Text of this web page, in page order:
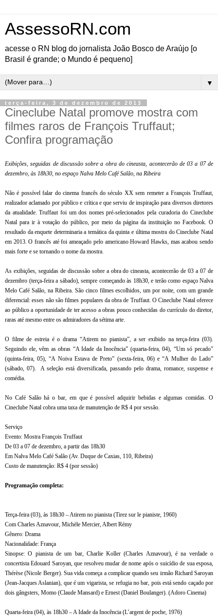
AssessoRN.com
acesse o RN blog do jornalista João Bosco de Araújo [o
Brasil é grande; o Mundo é pequeno]
▼
terça-feira, 3 de dezembro de 2013
Cineclube Natal promove mostra com
filmes raros de François Truffaut;
Confira programação
Exibições, seguidas de discussão sobre a obra do cineasta, acontecerão de 03 a 07 de
dezembro, às 18h30, no espaço Nalva Melo Café Salão, na Ribeira
Não é possível falar do cinema francês do século XX sem remeter a François Truffaut,
realizador aclamado por público e crítica e que serviu de inspiração para diversos diretores
da atualidade. Truffaut foi um dos nomes pré-selecionados pela curadoria do Cineclube
Natal para ir à votação do público, por meio da página da instituição no Facebook. O
resultado da enquete determinaria a temática da quinta e última mostra do Cineclube Natal
em 2013. O francês até foi ameaçado pelo americano Howard Hawks, mas acabou sendo
mais forte e se tornando o nome da mostra.
As exibições, seguidas de discussão sobre a obra do cineasta, acontecerão de 03 a 07 de
dezembro (terça-feira a sábado), sempre começando às 18h30, e terão como espaço Nalva
Melo Café Salão, na Ribeira. São cinco filmes escolhidos, um por noite, com um grande
diferencial: esses não são filmes populares da obra de Truffaut. O Cineclube Natal oferece
ao público a oportunidade de ter acesso a obras pouco conhecidas do currículo do diretor,
raras até mesmo entre os admiradores da sétima arte.
O filme de estreia é o drama “Atirem no pianista”, a ser exibido na terça-feira (03).
Seguindo ele, vêm as obras “A Idade da Inocência” (quarta-feira, 04), “Um só pecado”
(quinta-feira, 05), “A Noiva Estava de Preto” (sexta-feira, 06) e “A Mulher do Lado”
(sábado, 07).
A seleção está diversificada, passando pelo drama, romance, suspense e
comédia.
No Café Salão há o bar, em que é possível adquirir bebidas e algumas comidas. O
Cineclube Natal cobra uma taxa de manutenção de R$ 4 por sessão.
Serviço
Evento: Mostra François Truffaut
De 03 a 07 de dezembro, a partir das 18h30
Em Nalva Melo Café Salão (Av. Duque de Caxias, 110, Ribeira)
Custo de manutenção: R$ 4 (por sessão)
Programação completa:
Terça-feira (03), às 18h30 – Atirem no pianista (Tirez sur le pianiste, 1960)
Com Charles Aznavour, Michèle Mercier, Albert Rémy
Gênero: Drama
Nacionalidade: França
Sinopse: O pianista de um bar, Charlie Koller (Charles Aznavour), é na verdade o
concertista Edouard Saroyan, que resolveu mudar de nome após o suicídio de sua esposa,
Thérèse (Nicole Berger). Sua vida começa a complicar quando seu irmão Richard Saroyan
(Jean-Jacques Aslanian), que é um vigarista, se refugia no bar, pois está sendo caçado por
dois gângsters, Momo (Claude Mansard) e Ernest (Daniel Boulanger). (Adoro Cinema)
Quarta-feira (04), às 18h30 – A Idade da Inocência (L’argent de poche, 1976)